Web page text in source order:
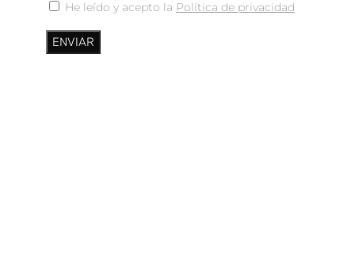
He leído y acepto la Política de privacidad
ENVIAR